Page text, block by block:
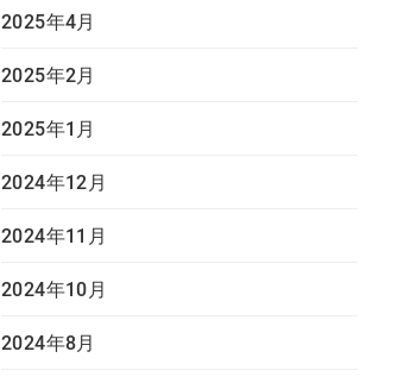
2025年4月
2025年2月
2025年1月
2024年12月
2024年11月
2024年10月
2024年8月